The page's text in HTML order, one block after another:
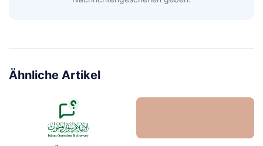
Ähnliche Artikel